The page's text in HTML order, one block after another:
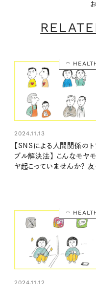
2024.11.13
【SNSによる人間関係のト
ブル解決法】 こんなモヤモ
ヤ起こっていませんか？ 友
よくあるケースに向き合っ
2024.11.12